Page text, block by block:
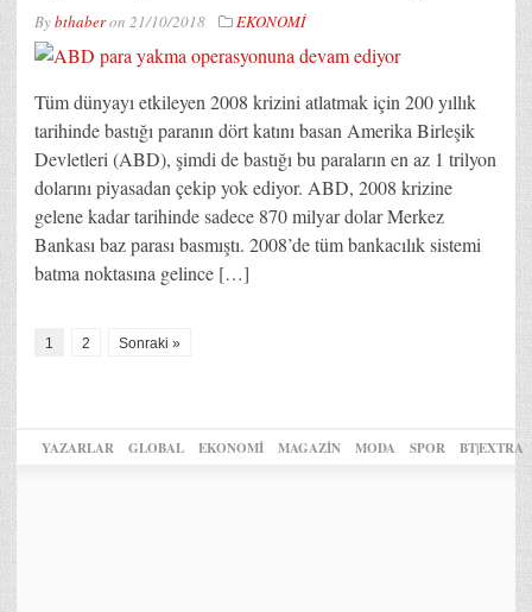
Bybthaberon 21/10/2018 EKONOMİ
Tüm dünyayı etkileyen 2008 krizini atlatmak için 200 yıllık
tarihinde bastığı paranın dört katını basan Amerika Birleşik
Devletleri (ABD), şimdi de bastığı bu paraların en az 1 trilyon
dolarını piyasadan çekip yok ediyor. ABD, 2008 krizine
gelene kadar tarihinde sadece 870 milyar dolar Merkez
Bankası baz parası basmıştı. 2008’de tüm bankacılık sistemi
batma noktasına gelince […]
1 2 Sonraki »
YAZARLAR GLOBAL EKONOMİ MAGAZİN MODA SPOR BT|EXTRA